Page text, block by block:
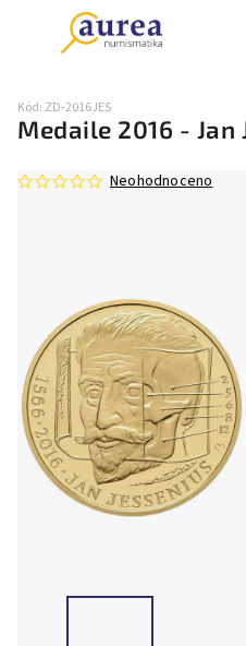
Medaile 2016 - Jan
Kód: ZD-2016JES
Neohodnoceno